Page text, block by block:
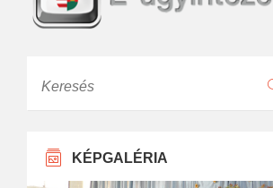
KÉPGALÉRIA